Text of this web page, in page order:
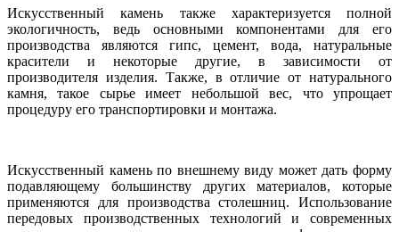
Искусственный камень также характеризуется полной
экологичность, ведь основными компонентами для его
производства являются гипс, цемент, вода, натуральные
красители и некоторые другие, в зависимости от
производителя изделия. Также, в отличие от натурального
камня, такое сырье имеет небольшой вес, что упрощает
процедуру его транспортировки и монтажа.
Искусственный камень по внешнему виду может дать форму
подавляющему большинству других материалов, которые
применяются для производства столешниц. Использование
передовых производственных технологий и современных